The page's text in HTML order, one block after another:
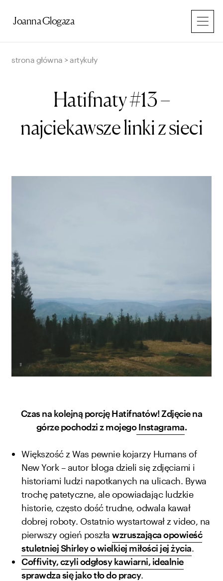
Joanna Glogaza
strona główna > artykuły
Hatifnaty #13 –
najciekawsze linki z sieci
Czas na kolejną porcję Hatifnatów! Zdjęcie na
górze pochodzi z mojegoInstagrama.
Większość z Was pewnie kojarzy Humans of
New York – autor bloga dzieli się zdjęciami i
historiami ludzi napotkanych na ulicach. Bywa
trochę patetyczne, ale opowiadając ludzkie
historie, często dość trudne, odwala kawał
dobrej roboty. Ostatnio wystartował z video, na
pierwszy ogień poszła wzruszająca opowieść
stuletniej Shirley o wielkiej miłości jej życia.
Coffivity, czyli odgłosy kawiarni, idealnie
sprawdza się jako tło do pracy.